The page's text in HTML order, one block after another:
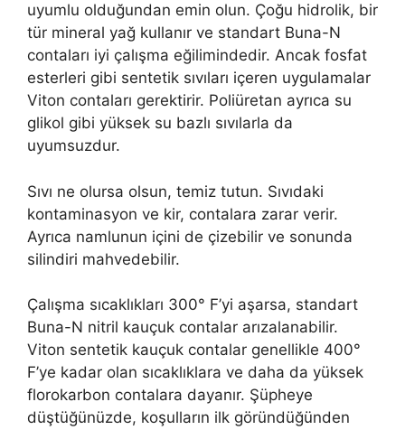
uyumlu olduğundan emin olun. Çoğu hidrolik, bir
tür mineral yağ kullanır ve standart Buna-N
contaları iyi çalışma eğilimindedir. Ancak fosfat
esterleri gibi sentetik sıvıları içeren uygulamalar
Viton contaları gerektirir. Poliüretan ayrıca su
glikol gibi yüksek su bazlı sıvılarla da
uyumsuzdur.
Sıvı ne olursa olsun, temiz tutun. Sıvıdaki
kontaminasyon ve kir, contalara zarar verir.
Ayrıca namlunun içini de çizebilir ve sonunda
silindiri mahvedebilir.
Çalışma sıcaklıkları 300° F’yi aşarsa, standart
Buna-N nitril kauçuk contalar arızalanabilir.
Viton sentetik kauçuk contalar genellikle 400°
F’ye kadar olan sıcaklıklara ve daha da yüksek
florokarbon contalara dayanır. Şüpheye
düştüğünüzde, koşulların ilk göründüğünden